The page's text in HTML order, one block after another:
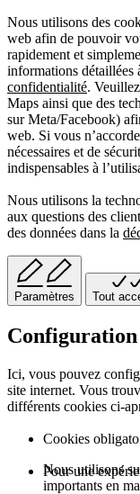
Nous utilisons des
web afin de pouvoir
rapidement et
informations détaillées
confidentialité.
Maps ainsi que des
sur Meta/Facebook)
web. Si vous
nécessaires et de
indispensables à
Nous utilisons la
aux questions des
des données dans la
Paramètres Tout
Configuration
Ici, vous pouvez
site internet. Vous
différents cookies ci-
Cookies
Nous utilisons
importants en
Pour une